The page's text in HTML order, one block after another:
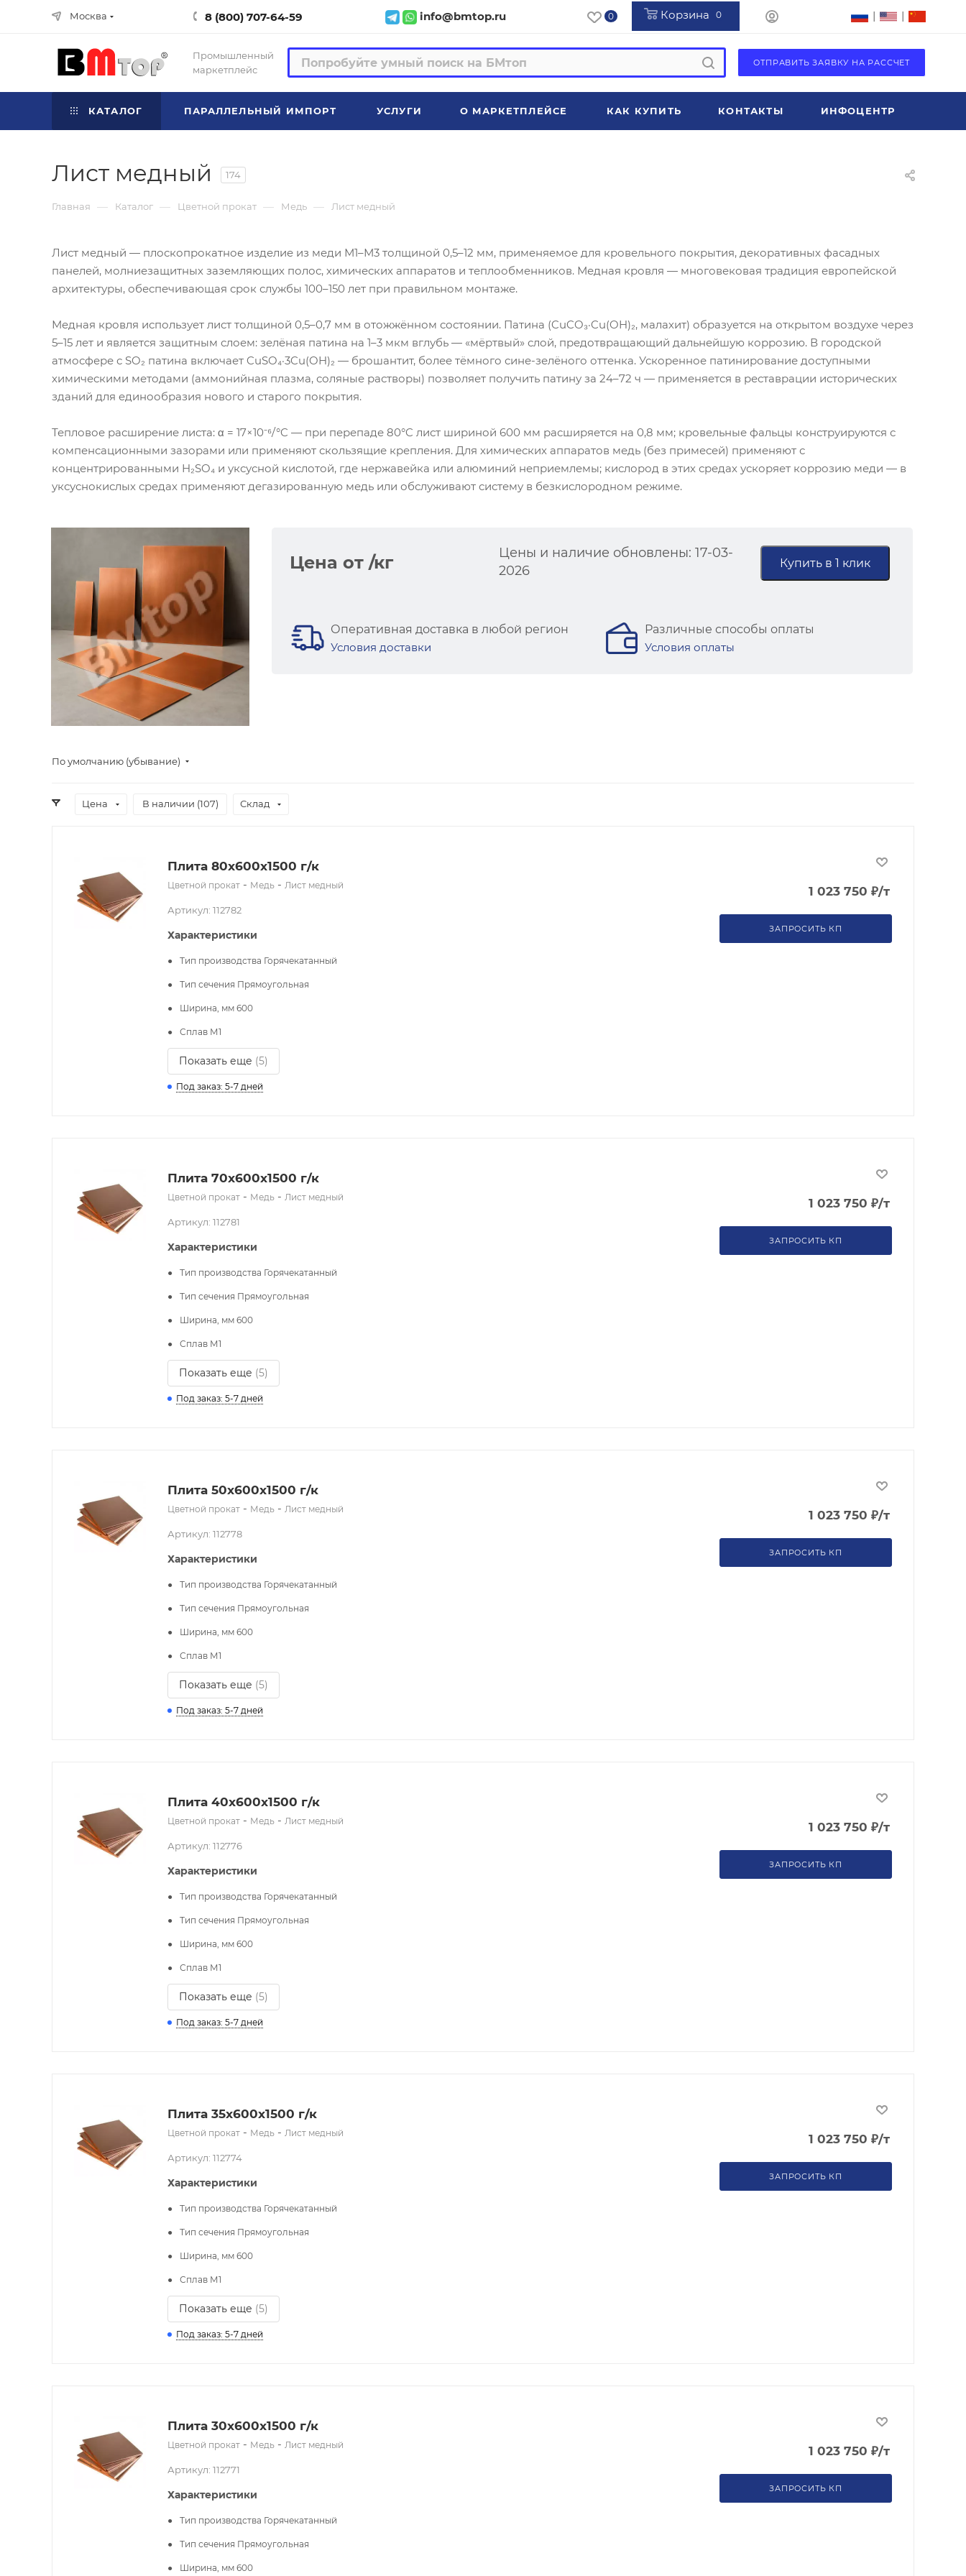
Москва 8 (800) 707-64-59 info@bmtop.ru 0 Корзина 0 | |
Промышленный
маркетплейс
ОТПРАВИТЬ ЗАЯВКУ НА РАССЧЕТ
КАТАЛОГ ПАРАЛЛЕЛЬНЫЙ ИМПОРТ УСЛУГИ О МАРКЕТПЛЕЙСЕ КАК КУПИТЬ КОНТАКТЫ ИНФОЦЕНТР
Лист медный 174
Главная — Каталог — Цветной прокат — Медь — Лист медный
Лист медный — плоскопрокатное изделие из меди М1–М3 толщиной 0,5–12 мм, применяемое для кровельного покрытия, декоративных фасадных
панелей, молниезащитных заземляющих полос, химических аппаратов и теплообменников. Медная кровля — многовековая традиция европейской
архитектуры, обеспечивающая срок службы 100–150 лет при правильном монтаже.
Медная кровля использует лист толщиной 0,5–0,7 мм в отожжённом состоянии. Патина (CuCO₃·Cu(OH)₂, малахит) образуется на открытом воздухе через
5–15 лет и является защитным слоем: зелёная патина на 1–3 мкм вглубь — «мёртвый» слой, предотвращающий дальнейшую коррозию. В городской
атмосфере с SO₂ патина включает CuSO₄·3Cu(OH)₂ — брошантит, более тёмного сине-зелёного оттенка. Ускоренное патинирование доступными
химическими методами (аммонийная плазма, соляные растворы) позволяет получить патину за 24–72 ч — применяется в реставрации исторических
зданий для единообразия нового и старого покрытия.
Тепловое расширение листа: α = 17×10⁻⁶/°C — при перепаде 80°C лист шириной 600 мм расширяется на 0,8 мм; кровельные фальцы конструируются с
компенсационными зазорами или применяют скользящие крепления. Для химических аппаратов медь (без примесей) применяют с
концентрированными H₂SO₄ и уксусной кислотой, где нержавейка или алюминий неприемлемы; кислород в этих средах ускоряет коррозию меди — в
уксуснокислых средах применяют дегазированную медь или обслуживают систему в безкислородном режиме.
Цена от /кг
Цены и наличие обновлены: 17-03-
2026
Купить в 1 клик
Оперативная доставка в любой регион
Условия доставки
Различные способы оплаты
Условия оплаты
По умолчанию (убывание)
Цена В наличии (107) Склад
Плита 80x600х1500 г/к
Цветной прокат - Медь - Лист медный
Артикул: 112782
Характеристики
Тип производства Горячекатанный
Тип сечения Прямоугольная
Ширина, мм 600
Сплав М1
Показать еще (5)
Под заказ: 5-7 дней
1 023 750 ₽/т
ЗАПРОСИТЬ КП
Плита 70x600х1500 г/к
Цветной прокат - Медь - Лист медный
Артикул: 112781
Характеристики
Тип производства Горячекатанный
Тип сечения Прямоугольная
Ширина, мм 600
Сплав М1
Показать еще (5)
Под заказ: 5-7 дней
1 023 750 ₽/т
ЗАПРОСИТЬ КП
Плита 50x600х1500 г/к
Цветной прокат - Медь - Лист медный
Артикул: 112778
Характеристики
Тип производства Горячекатанный
Тип сечения Прямоугольная
Ширина, мм 600
Сплав М1
Показать еще (5)
Под заказ: 5-7 дней
1 023 750 ₽/т
ЗАПРОСИТЬ КП
Плита 40x600х1500 г/к
Цветной прокат - Медь - Лист медный
Артикул: 112776
Характеристики
Тип производства Горячекатанный
Тип сечения Прямоугольная
Ширина, мм 600
Сплав М1
Показать еще (5)
Под заказ: 5-7 дней
1 023 750 ₽/т
ЗАПРОСИТЬ КП
Плита 35x600х1500 г/к
Цветной прокат - Медь - Лист медный
Артикул: 112774
Характеристики
Тип производства Горячекатанный
Тип сечения Прямоугольная
Ширина, мм 600
Сплав М1
Показать еще (5)
Под заказ: 5-7 дней
1 023 750 ₽/т
ЗАПРОСИТЬ КП
Плита 30x600х1500 г/к
Цветной прокат - Медь - Лист медный
Артикул: 112771
Характеристики
Тип производства Горячекатанный
Тип сечения Прямоугольная
Ширина, мм 600
1 023 750 ₽/т
ЗАПРОСИТЬ КП